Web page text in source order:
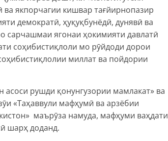
якпорчагии кишвар тағйирнопазир
демократӣ, ҳуқуқбунёдӣ, дунявӣ ва
сарчашмаи ягонаи ҳокимияти давлатӣ
соҳибистиқлоли мо рӯйдоди дорои
миллат ва пойдории
рушди қонунгузории мамлакат» ва
«Таҳаввули мафҳумӣ ва арзёбии
маърӯза намуда, мафҳуми ваҳдати
шарҳ доданд.